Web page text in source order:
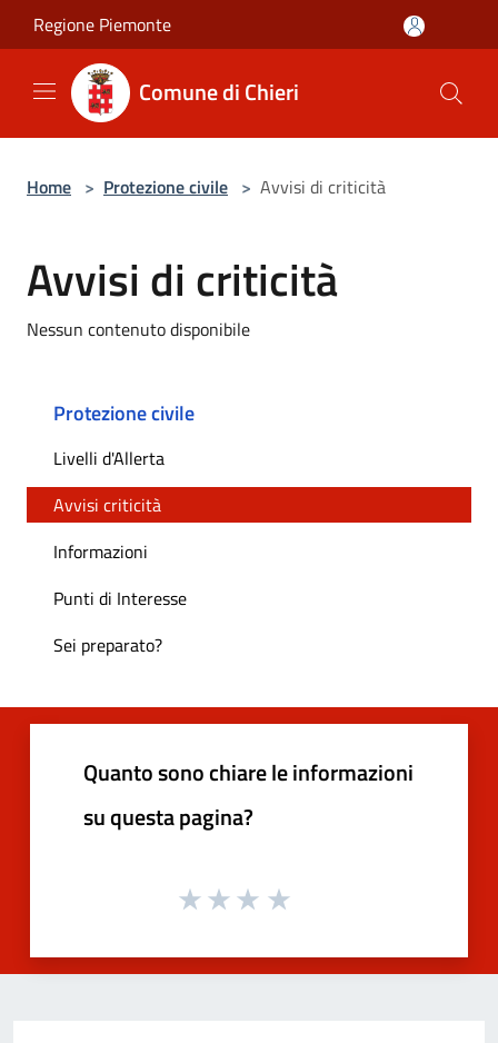
Salta al contenuto principale
Regione Piemonte
Comune di Chieri
Home > Protezione civile > Avvisi di criticità
Avvisi di criticità
Nessun contenuto disponibile
Protezione civile
Livelli d'Allerta
Avvisi criticità
Informazioni
Punti di Interesse
Sei preparato?
Quanto sono chiare le informazioni
su questa pagina?